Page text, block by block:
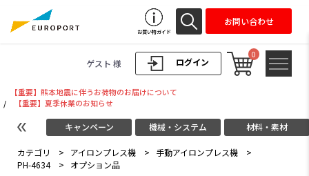
ログイン
ゲスト 様
0
お買い物ガイド
お問い合わせ
【重要】熊本地震に伴うお荷物のお届けについて
/
【重要】夏季休業のお知らせ
キャンペーン 機械・システム 材料・素材
カテゴリ > アイロンプレス機 > 手動アイロンプレス機
>
PH-4634
> オプション品